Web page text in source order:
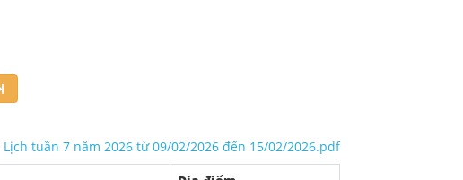
Lịch tuần 7 năm 2026 từ 09/02/2026 đến 15/02/2026.pdf